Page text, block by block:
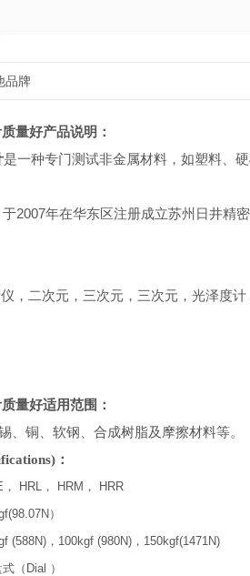
品牌
量好产品说明：
是一种专门测试非金属材料，如塑料、
2007年在华东区注册成立苏州日井
，二次元，三次元，三次元，光泽度
量好适用范围：
、铜、软钢、合成树脂及摩擦材料等。
：
， HRL， HRM， HRR
）
(588N)，100kgf (980N)，150kgf(1471N)
（Dial ）